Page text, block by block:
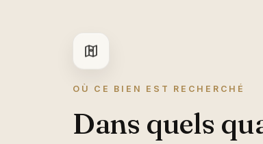
OÙ CE BIEN EST RECHERCHÉ
Dans quels